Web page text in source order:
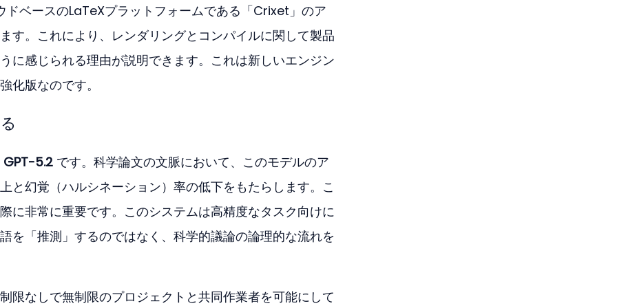
ベースのLaTeXプラットフォームである「Crixet」のア
す。これにより、レンダリングとコンパイルに関して製品
に感じられる理由が説明できます。これは新しいエンジン
化版なのです。
GPT-5.2 です。科学論文の文脈において、このモデルのア
と幻覚（ハルシネーション）率の低下をもたらします。こ
に非常に重要です。このシステムは高精度なタスク向けに
を「推測」するのではなく、科学的議論の論理的な流れを
限なしで無制限のプロジェクトと共同作業者を可能にして